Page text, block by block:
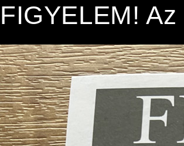
FIGYELEM!